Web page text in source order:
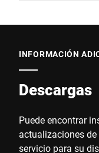
INFORMACIÓN
Descargas
Puede encontrar
actualizaciones
servicio para su